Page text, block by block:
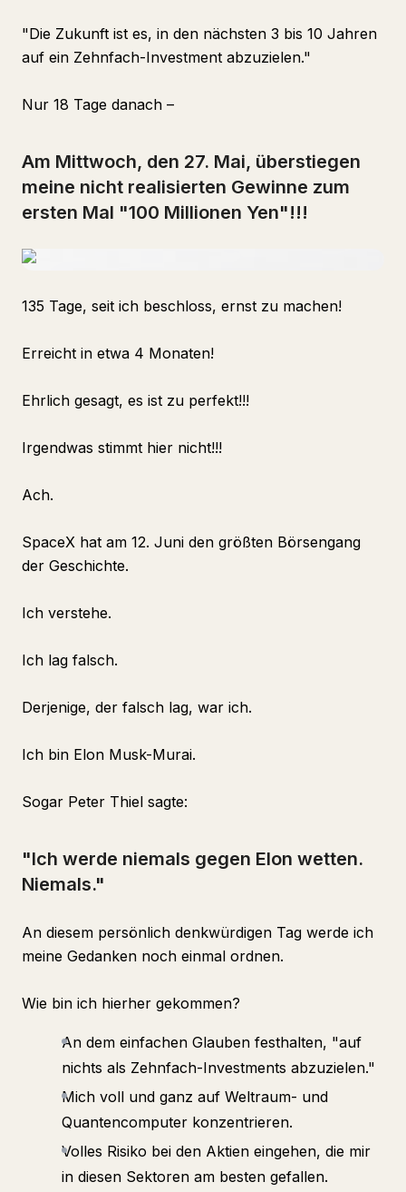
"Die Zukunft ist es, in den nächsten 3 bis 10 Jahren
auf ein Zehnfach-Investment abzuzielen."
Nur 18 Tage danach –
Am Mittwoch, den 27. Mai, überstiegen
meine nicht realisierten Gewinne zum
ersten Mal "100 Millionen Yen"!!!
135 Tage, seit ich beschloss, ernst zu machen!
Erreicht in etwa 4 Monaten!
Ehrlich gesagt, es ist zu perfekt!!!
Irgendwas stimmt hier nicht!!!
Ach.
SpaceX hat am 12. Juni den größten Börsengang
der Geschichte.
Ich verstehe.
Ich lag falsch.
Derjenige, der falsch lag, war ich.
Ich bin Elon Musk-Murai.
Sogar Peter Thiel sagte:
"Ich werde niemals gegen Elon wetten.
Niemals."
An diesem persönlich denkwürdigen Tag werde ich
meine Gedanken noch einmal ordnen.
Wie bin ich hierher gekommen?
An dem einfachen Glauben festhalten, "auf
nichts als Zehnfach-Investments abzuzielen."
Mich voll und ganz auf Weltraum- und
Quantencomputer konzentrieren.
Volles Risiko bei den Aktien eingehen, die mir
in diesen Sektoren am besten gefallen.